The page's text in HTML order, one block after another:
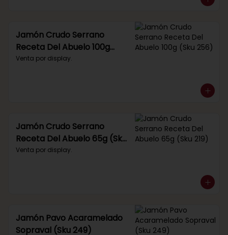
Jamón Crudo Serrano
Receta Del Abuelo 100g
(Sku 256)
Venta por display.
Jamón Crudo Serrano
Receta Del Abuelo 65g (Sku
219)
Venta por display.
Jamón Pavo Acaramelado
Sopraval (Sku 249)